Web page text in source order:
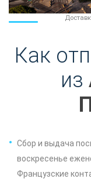
Как
из
Сбор и выдача
воскресенье
Французские